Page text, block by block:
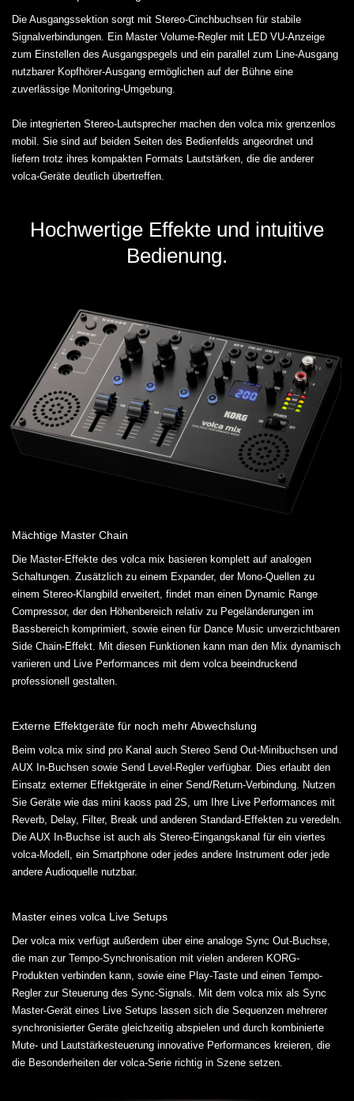
Die Ausgangssektion sorgt mit Stereo-Cinchbuchsen für stabile
Signalverbindungen. Ein Master Volume-Regler mit LED VU-Anzeige
zum Einstellen des Ausgangspegels und ein parallel zum Line-Ausgang
nutzbarer Kopfhörer-Ausgang ermöglichen auf der Bühne eine
zuverlässige Monitoring-Umgebung.
Die integrierten Stereo-Lautsprecher machen den volca mix grenzenlos
mobil. Sie sind auf beiden Seiten des Bedienfelds angeordnet und
liefern trotz ihres kompakten Formats Lautstärken, die die anderer
volca-Geräte deutlich übertreffen.
Hochwertige Effekte und intuitive
Bedienung.
Mächtige Master Chain
Die Master-Effekte des volca mix basieren komplett auf analogen
Schaltungen. Zusätzlich zu einem Expander, der Mono-Quellen zu
einem Stereo-Klangbild erweitert, findet man einen Dynamic Range
Compressor, der den Höhenbereich relativ zu Pegeländerungen im
Bassbereich komprimiert, sowie einen für Dance Music unverzichtbaren
Side Chain-Effekt. Mit diesen Funktionen kann man den Mix dynamisch
variieren und Live Performances mit dem volca beeindruckend
professionell gestalten.
Externe Effektgeräte für noch mehr Abwechslung
Beim volca mix sind pro Kanal auch Stereo Send Out-Minibuchsen und
AUX In-Buchsen sowie Send Level-Regler verfügbar. Dies erlaubt den
Einsatz externer Effektgeräte in einer Send/Return-Verbindung. Nutzen
Sie Geräte wie das mini kaoss pad 2S, um Ihre Live Performances mit
Reverb, Delay, Filter, Break und anderen Standard-Effekten zu veredeln.
Die AUX In-Buchse ist auch als Stereo-Eingangskanal für ein viertes
volca-Modell, ein Smartphone oder jedes andere Instrument oder jede
andere Audioquelle nutzbar.
Master eines volca Live Setups
Der volca mix verfügt außerdem über eine analoge Sync Out-Buchse,
die man zur Tempo-Synchronisation mit vielen anderen KORG-
Produkten verbinden kann, sowie eine Play-Taste und einen Tempo-
Regler zur Steuerung des Sync-Signals. Mit dem volca mix als Sync
Master-Gerät eines Live Setups lassen sich die Sequenzen mehrerer
synchronisierter Geräte gleichzeitig abspielen und durch kombinierte
Mute- und Lautstärkesteuerung innovative Performances kreieren, die
die Besonderheiten der volca-Serie richtig in Szene setzen.